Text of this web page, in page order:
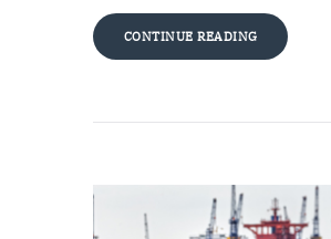
CONTINUE READING